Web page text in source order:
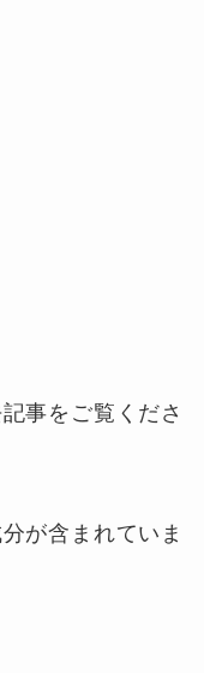
事をご覧くださ
が含まれていま